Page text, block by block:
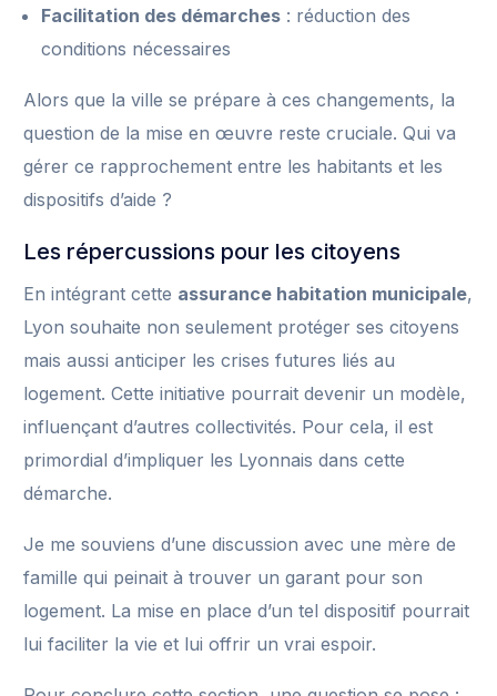
Facilitation des démarches : réduction des
conditions nécessaires
Alors que la ville se prépare à ces changements, la
question de la mise en œuvre reste cruciale. Qui va
gérer ce rapprochement entre les habitants et les
dispositifs d’aide ?
Les répercussions pour les citoyens
En intégrant cette assurance habitation municipale,
Lyon souhaite non seulement protéger ses citoyens
mais aussi anticiper les crises futures liés au
logement. Cette initiative pourrait devenir un modèle,
influençant d’autres collectivités. Pour cela, il est
primordial d’impliquer les Lyonnais dans cette
démarche.
Je me souviens d’une discussion avec une mère de
famille qui peinait à trouver un garant pour son
logement. La mise en place d’un tel dispositif pourrait
lui faciliter la vie et lui offrir un vrai espoir.